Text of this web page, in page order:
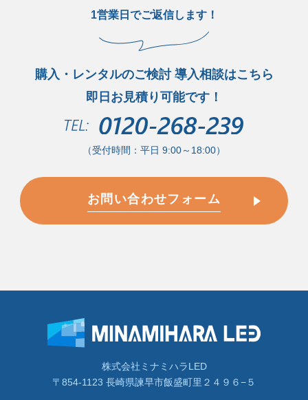
1営業日でご返信します！
購入・レンタルのご検討 導入相談はこちら
即日お見積り可能です！
（受付時間：平日 9:00～18:00）
お問い合わせフォーム
株式会社ミナミハラLED
〒854-1123 長崎県諫早市飯盛町里２４９６−５